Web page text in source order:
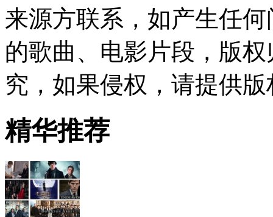
来源方联系，如产生任
的歌曲、电影片段，版
究，如果侵权，请提供
精华推荐